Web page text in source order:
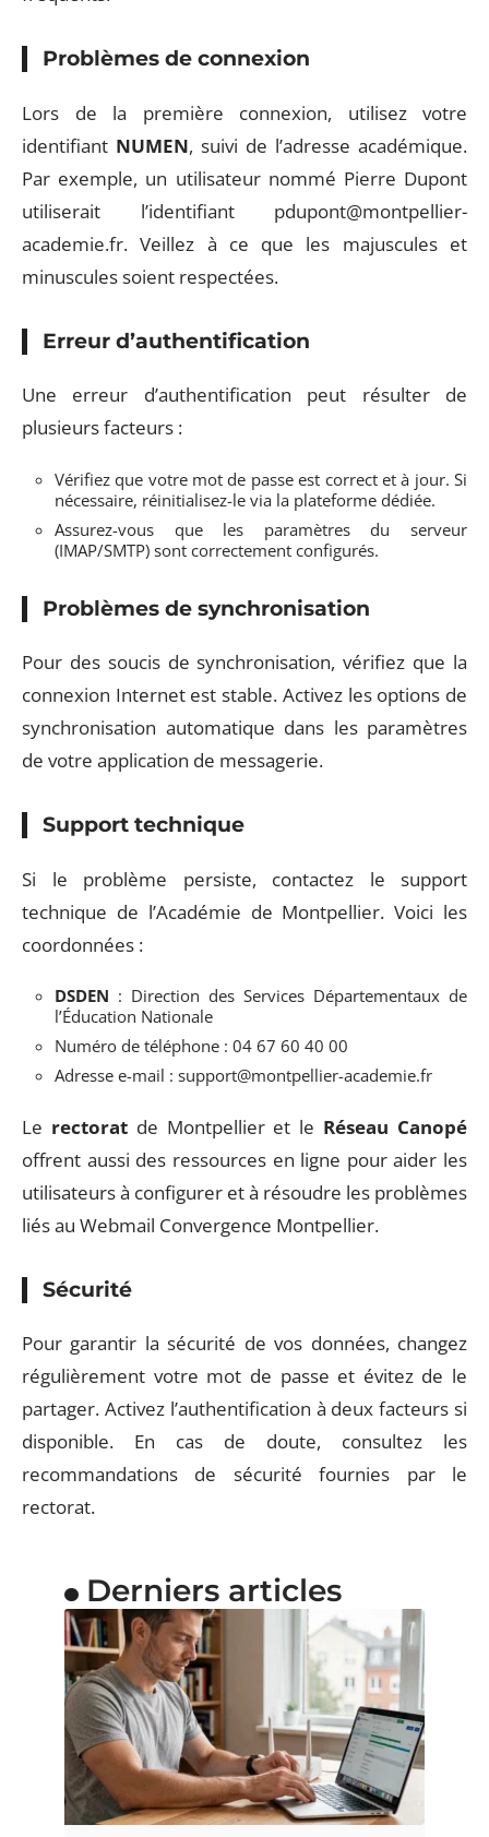
Problèmes de connexion
Lors de la première connexion, utilisez votre
identifiant NUMEN, suivi de l’adresse académique.
Par exemple, un utilisateur nommé Pierre Dupont
utiliserait l’identifiant pdupont@montpellier-
academie.fr. Veillez à ce que les majuscules et
minuscules soient respectées.
Erreur d’authentification
Une erreur d’authentification peut résulter de
plusieurs facteurs :
Vérifiez que votre mot de passe est correct et à jour. Si
nécessaire, réinitialisez-le via la plateforme dédiée.
Assurez-vous que les paramètres du serveur
(IMAP/SMTP) sont correctement configurés.
Problèmes de synchronisation
Pour des soucis de synchronisation, vérifiez que la
connexion Internet est stable. Activez les options de
synchronisation automatique dans les paramètres
de votre application de messagerie.
Support technique
Si le problème persiste, contactez le support
technique de l’Académie de Montpellier. Voici les
coordonnées :
DSDEN : Direction des Services Départementaux de
l’Éducation Nationale
Numéro de téléphone : 04 67 60 40 00
Adresse e-mail : support@montpellier-academie.fr
Le rectoratde Montpellier et le Réseau Canopé
offrent aussi des ressources en ligne pour aider les
utilisateurs à configurer et à résoudre les problèmes
liés au Webmail Convergence Montpellier.
Sécurité
Pour garantir la sécurité de vos données, changez
régulièrement votre mot de passe et évitez de le
partager. Activez l’authentification à deux facteurs si
disponible. En cas de doute, consultez les
recommandations de sécurité fournies par le
rectorat.
Derniers articles